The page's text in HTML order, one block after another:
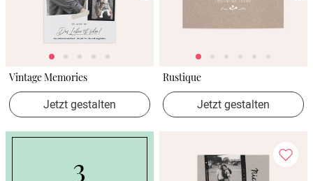
Vintage Memories
Jetzt gestalten
Rustique
Jetzt gestalten
3